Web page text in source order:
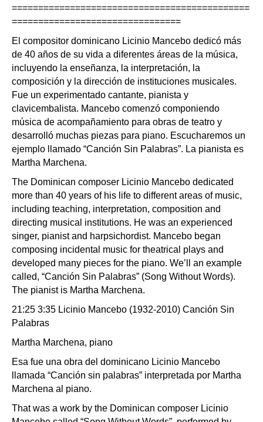
=============================================
================================
El compositor dominicano Licinio Mancebo dedicó más
de 40 años de su vida a diferentes áreas de la música,
incluyendo la enseñanza, la interpretación, la
composición y la dirección de instituciones musicales.
Fue un experimentado cantante, pianista y
clavicembalista. Mancebo comenzó componiendo
música de acompañamiento para obras de teatro y
desarrolló muchas piezas para piano. Escucharemos un
ejemplo llamado “Canción Sin Palabras”. La pianista es
Martha Marchena.
The Dominican composer Licinio Mancebo dedicated
more than 40 years of his life to different areas of music,
including teaching, interpretation, composition and
directing musical institutions. He was an experienced
singer, pianist and harpsichordist. Mancebo began
composing incidental music for theatrical plays and
developed many pieces for the piano. We’ll an example
called, “Canción Sin Palabras” (Song Without Words).
The pianist is Martha Marchena.
21:25 3:35 Licinio Mancebo (1932-2010) Canción Sin
Palabras
Martha Marchena, piano
Esa fue una obra del dominicano Licinio Mancebo
llamada “Canción sin palabras” interpretada por Martha
Marchena al piano.
That was a work by the Dominican composer Licinio